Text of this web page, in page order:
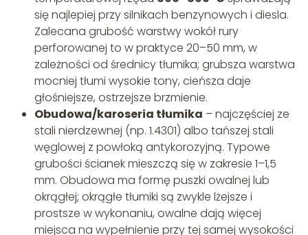
się najlepiej przy silnikach benzynowych i diesla.
Zalecana grubość warstwy wokół rury
perforowanej to w praktyce 20–50 mm, w
zależności od średnicy tłumika; grubsza warstwa
mocniej tłumi wysokie tony, cieńsza daje
głośniejsze, ostrzejsze brzmienie.
Obudowa/karoseria tłumika – najczęściej ze
stali nierdzewnej (np. 1.4301) albo tańszej stali
węglowej z powłoką antykorozyjną. Typowe
grubości ścianek mieszczą się w zakresie 1–1,5
mm. Obudowa ma formę puszki owalnej lub
okrągłej; okrągłe tłumiki są zwykle lżejsze i
prostsze w wykonaniu, owalne dają więcej
miejsca na wypełnienie przy tej samej wysokości